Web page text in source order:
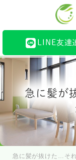
LINE友達
急に髪が
急に髪が抜けた…そ